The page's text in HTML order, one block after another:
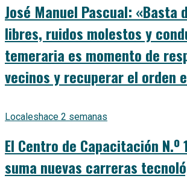
José Manuel Pascual: «Basta
libres, ruidos molestos y
temeraria es momento de
vecinos y recuperar el orden
Localeshace 2 semanas
El Centro de Capacitación N.º
suma nuevas carreras